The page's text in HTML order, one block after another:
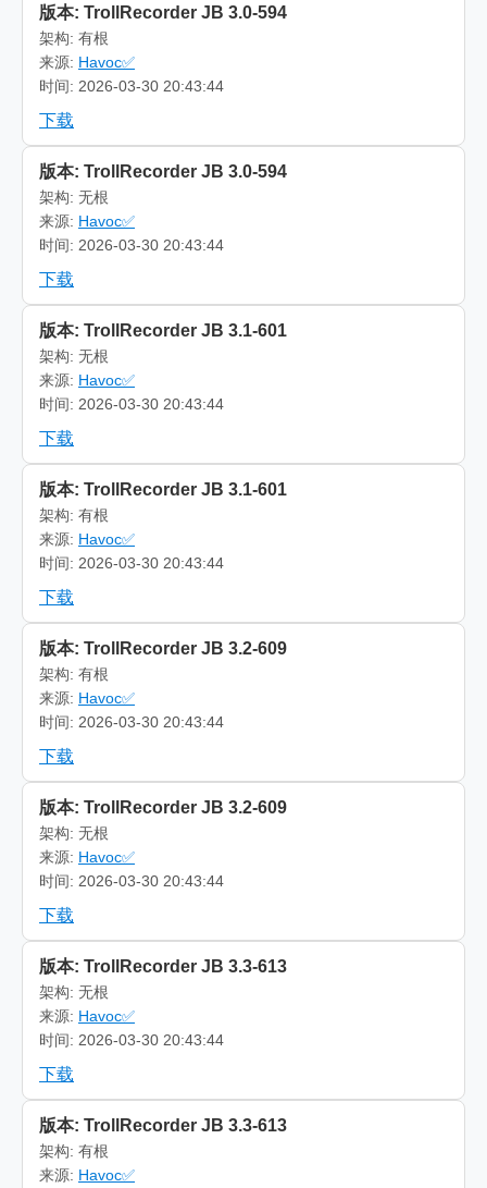
版本: TrollRecorder JB 3.0-594
架构: 有根
来源: Havoc✅
时间: 2026-03-30 20:43:44
下载
版本: TrollRecorder JB 3.0-594
架构: 无根
来源: Havoc✅
时间: 2026-03-30 20:43:44
下载
版本: TrollRecorder JB 3.1-601
架构: 无根
来源: Havoc✅
时间: 2026-03-30 20:43:44
下载
版本: TrollRecorder JB 3.1-601
架构: 有根
来源: Havoc✅
时间: 2026-03-30 20:43:44
下载
版本: TrollRecorder JB 3.2-609
架构: 有根
来源: Havoc✅
时间: 2026-03-30 20:43:44
下载
版本: TrollRecorder JB 3.2-609
架构: 无根
来源: Havoc✅
时间: 2026-03-30 20:43:44
下载
版本: TrollRecorder JB 3.3-613
架构: 无根
来源: Havoc✅
时间: 2026-03-30 20:43:44
下载
版本: TrollRecorder JB 3.3-613
架构: 有根
来源: Havoc✅